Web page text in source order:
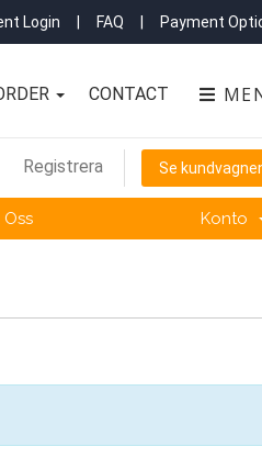
Login FAQ Payment
CONTACT
Registrera Se
Konto